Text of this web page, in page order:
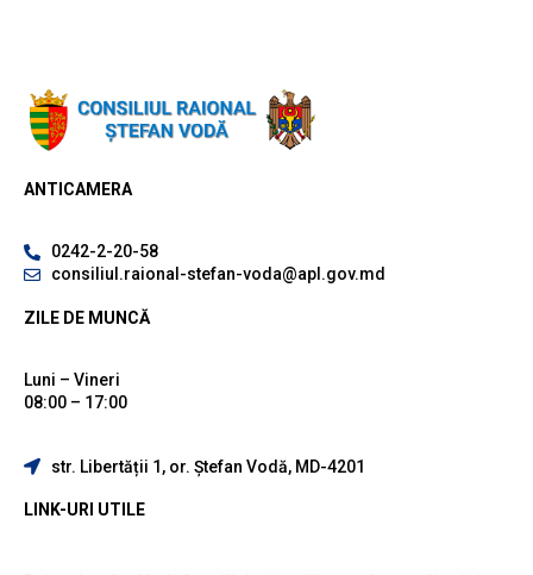
ANTICAMERA
0242-2-20-58
consiliul.raional-stefan-voda@apl.gov.md
ZILE DE MUNCĂ
Luni – Vineri
08:00 – 17:00
str. Libertății 1, or. Ștefan Vodă, MD-4201
LINK-URI UTILE